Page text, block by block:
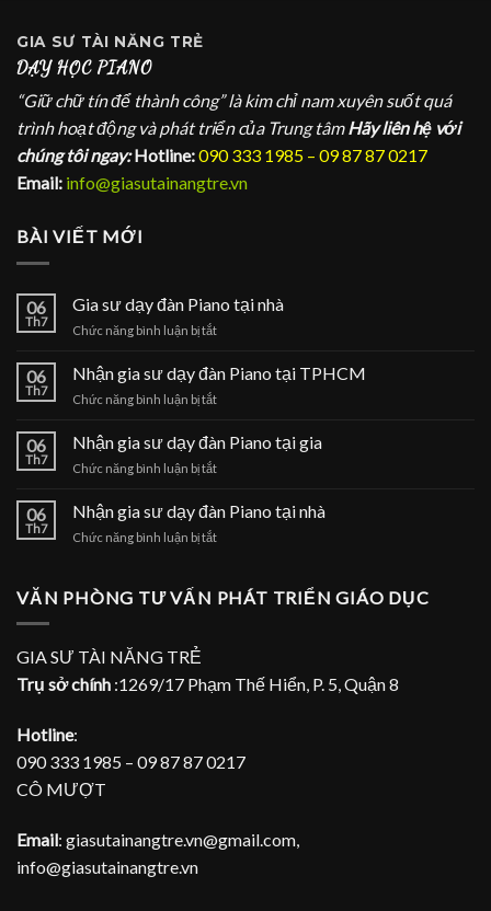
GIA SƯ TÀI NĂNG TRẺ
DẠY HỌC PIANO
“Giữ chữ tín để thành công” là kim chỉ nam xuyên suốt quá
trình hoạt động và phát triển của Trung tâm Hãy liên hệ với
chúng tôi ngay: Hotline:090 333 1985 – 09 87 87 0217
Email: info@giasutainangtre.vn
BÀI VIẾT MỚI
06
Th7
Gia sư dạy đàn Piano tại nhà
Chức năng bình luận bị tắtở
dạy
đàn
tại
06
Th7
Nhận gia sư dạy đàn Piano tại TPHCM
Chức năng bình luận bị tắtở
gia
sư
dạy
Piano
TPHCM
06
Th7
Nhận gia sư dạy đàn Piano tại gia
Chức năng bình luận bị tắtở
gia
sư
dạy
tại
06
Th7
Nhận gia sư dạy đàn Piano tại nhà
Chức năng bình luận bị tắtở
sư
nhà
VĂN PHÒNG TƯ VẤN PHÁT TRIỂN GIÁO DỤC
GIA SƯ TÀI NĂNG TRẺ
Trụ sở chính :1269/17 Phạm Thế Hiển, P. 5, Quận 8
Hotline:
090 333 1985 – 09 87 87 0217
CÔ MƯỢT
Email: giasutainangtre.vn@gmail.com,
info@giasutainangtre.vn